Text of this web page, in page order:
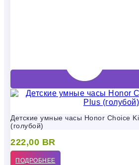
Детские умные часы Honor Choice
(голубой)
222,00 BR
ПОДРОБНЕЕ